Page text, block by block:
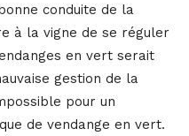
conduite de la
à la vigne de se réguler
en vert serait
gestion de la
pour un
de vendange en vert.